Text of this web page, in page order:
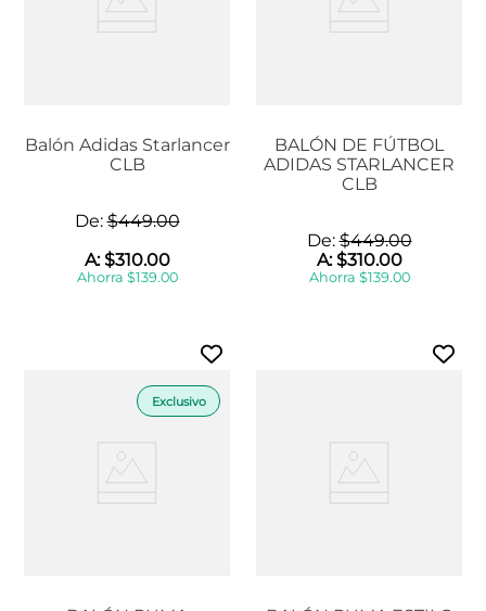
Balón Adidas Starlancer
CLB
De:$449.00
A:$310.00
Ahorra $139.00
BALÓN DE FÚTBOL
ADIDAS STARLANCER
CLB
De:$449.00
A:$310.00
Ahorra $139.00